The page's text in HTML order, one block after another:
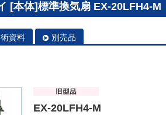
[本体]標準換気扇 EX-20LFH4-M
資料 別売品
EX-20LFH4-M